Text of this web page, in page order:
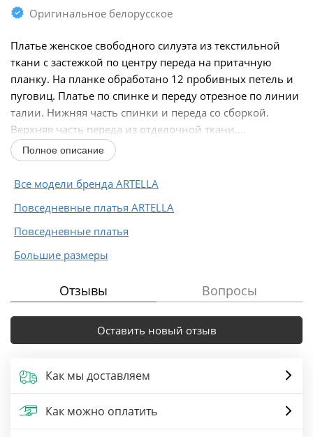
Оригинальное белорусское
Платье женское свободного силуэта из текстильной
ткани с застежкой по центру переда на притачную
планку. На планке обработано 12 пробивных петель и
пуговиц. Платье по спинке и переду отрезное по линии
талии. Нижняя часть спинки и переда со сборкой.
Верхняя часть переда из отделочной ткани....
Полное описание
Все модели бренда ARTELLA
Повседневные платья ARTELLA
Повседневные платья
Большие размеры
Отзывы Вопросы
Оставить новый отзыв
Как мы доставляем
Как можно оплатить